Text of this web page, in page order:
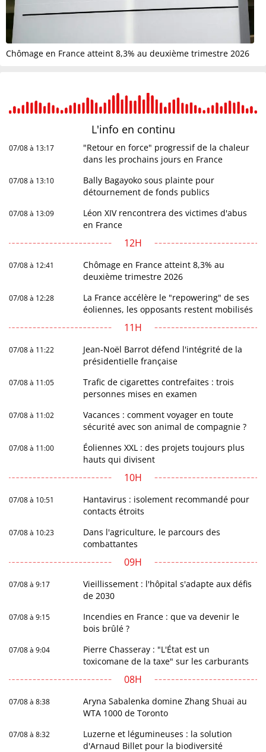
Chômage en France atteint 8,3% au deuxième trimestre 2026
L'info en continu
07/08 à 13:17
"Retour en force" progressif de la chaleur
dans les prochains jours en France
07/08 à 13:10
Bally Bagayoko sous plainte pour
détournement de fonds publics
07/08 à 13:09
Léon XIV rencontrera des victimes d'abus
en France
12H
07/08 à 12:41
Chômage en France atteint 8,3% au
deuxième trimestre 2026
07/08 à 12:28
La France accélère le "repowering" de ses
éoliennes, les opposants restent mobilisés
11H
07/08 à 11:22
Jean-Noël Barrot défend l'intégrité de la
présidentielle française
07/08 à 11:05
Trafic de cigarettes contrefaites : trois
personnes mises en examen
07/08 à 11:02
Vacances : comment voyager en toute
sécurité avec son animal de compagnie ?
07/08 à 11:00
Éoliennes XXL : des projets toujours plus
hauts qui divisent
10H
07/08 à 10:51
Hantavirus : isolement recommandé pour
contacts étroits
07/08 à 10:23
Dans l'agriculture, le parcours des
combattantes
09H
07/08 à 9:17
Vieillissement : l'hôpital s'adapte aux défis
de 2030
07/08 à 9:15
Incendies en France : que va devenir le
bois brûlé ?
07/08 à 9:04
Pierre Chasseray : "L'État est un
toxicomane de la taxe" sur les carburants
08H
07/08 à 8:38
Aryna Sabalenka domine Zhang Shuai au
WTA 1000 de Toronto
07/08 à 8:32
Luzerne et légumineuses : la solution
d'Arnaud Billet pour la biodiversité